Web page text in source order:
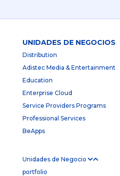
UNIDADES DE NEGOCIOS
Distribution
Adistec Media & Entertainment
Education
Enterprise Cloud
Service Providers Programs
Professional Services
BeApps
Unidades de Negocio
portfolio